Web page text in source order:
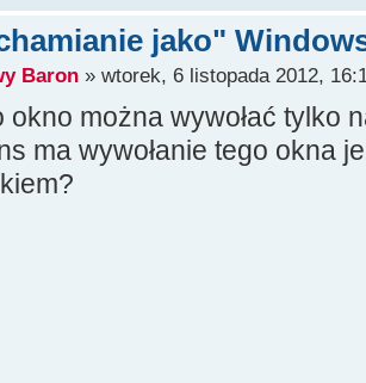
jako"
Baron » wtorek, 6 listopada 2012,
okno można wywołać tylko
ma wywołanie tego okna